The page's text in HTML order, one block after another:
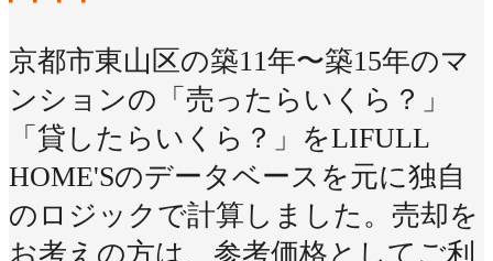
京都市東山区の築11年〜築15年のマ
ンションの「売ったらいくら？」
「貸したらいくら？」をLIFULL
HOME'Sのデータベースを元に独自
のロジックで計算しました。売却を
お考えの方は、参考価格としてご利